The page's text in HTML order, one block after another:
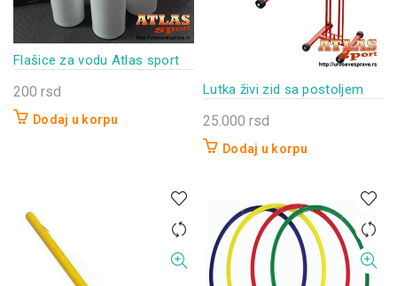
Flašice za vodu Atlas sport
200 rsd
Dodaj u korpu
Lutka živi zid sa postoljem
25.000 rsd
Dodaj u korpu